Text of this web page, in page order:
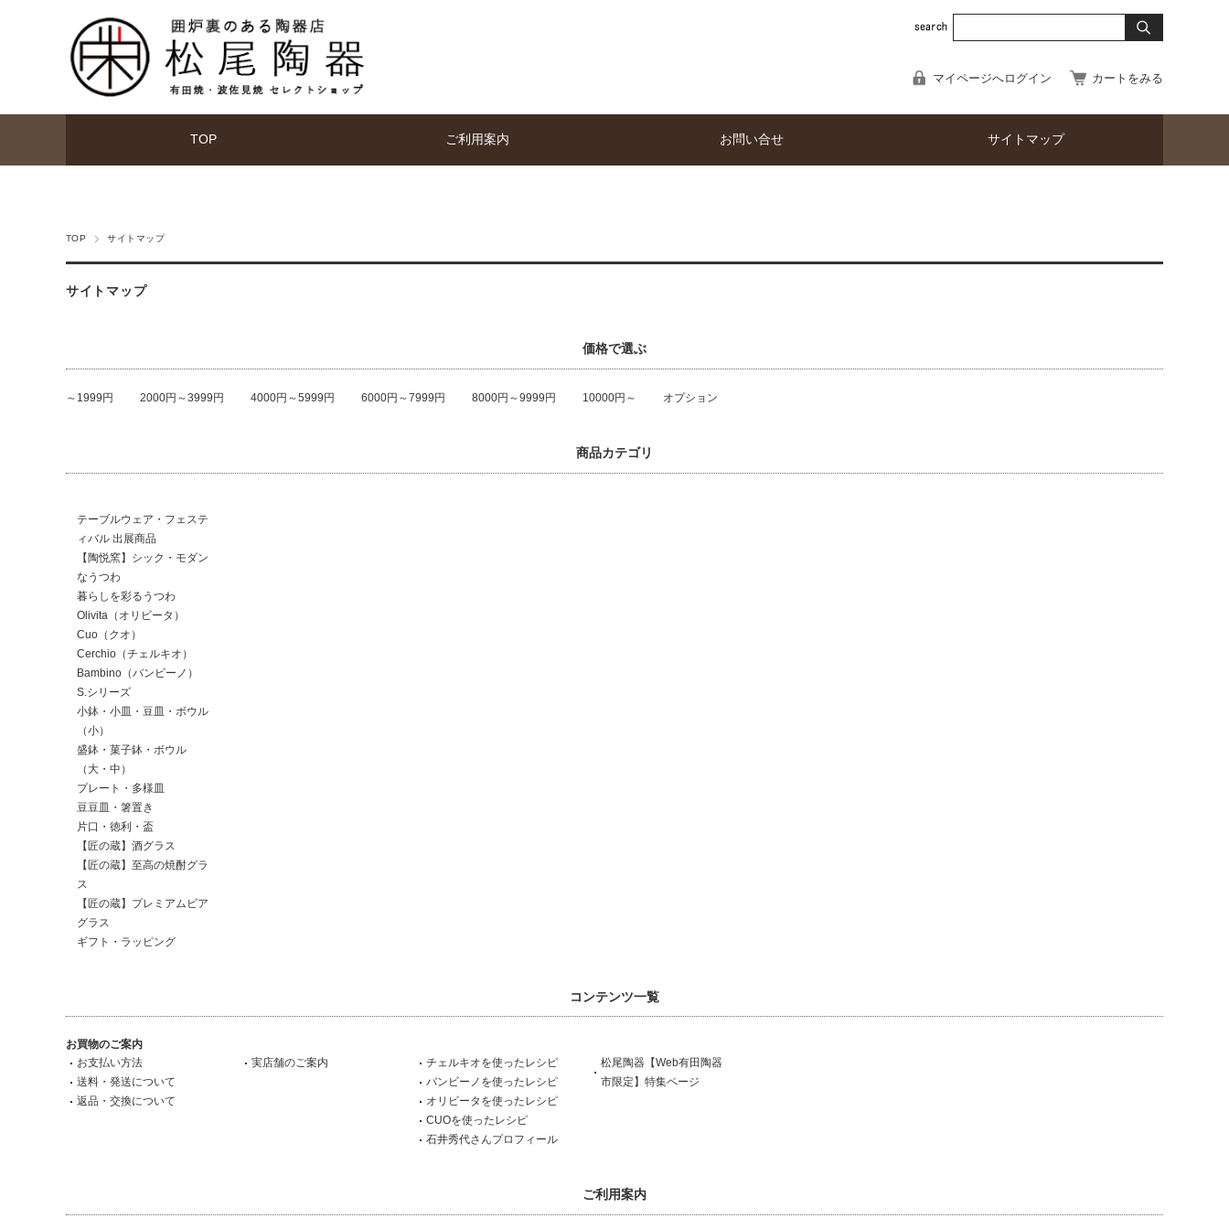
マイページへログイン カートをみる
TOP ご利用案内 お問い合せ サイトマップ
TOP サイトマップ
サイトマップ
価格で選ぶ
～1999円 2000円～3999円 4000円～5999円 6000円～7999円 8000円～9999円 10000円～ オプション
商品カテゴリ
テーブルウェア・フェステ
ィバル 出展商品
【陶悦窯】シック・モダン
なうつわ
暮らしを彩るうつわ
Olivita（オリビータ）
Cuo（クオ）
Cerchio（チェルキオ）
Bambino（バンビーノ）
S.シリーズ
小鉢・小皿・豆皿・ボウル
（小）
盛鉢・菓子鉢・ボウル
（大・中）
プレート・多様皿
豆豆皿・箸置き
片口・徳利・盃
【匠の蔵】酒グラス
【匠の蔵】至高の焼酎グラ
ス
【匠の蔵】プレミアムビア
グラス
ギフト・ラッピング
コンテンツ一覧
お買物のご案内
お支払い方法
送料・発送について
返品・交換について
実店舗のご案内
チェルキオを使ったレシピ
バンビーノを使ったレシピ
オリビータを使ったレシピ
CUOを使ったレシピ
石井秀代さんプロフィール
松尾陶器【Web有田陶器
市限定】特集ページ
ご利用案内